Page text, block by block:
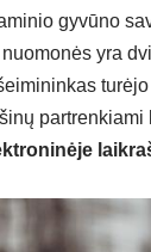
gyvūno
yra